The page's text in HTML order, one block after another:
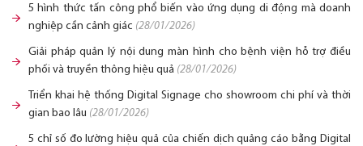
5 hình thức tấn công phổ biến vào ứng dụng di động mà doanh
nghiệp cần cảnh giác (28/01/2026)
Giải pháp quản lý nội dung màn hình cho bệnh viện hỗ trợ điều
phối và truyền thông hiệu quả (28/01/2026)
Triển khai hệ thống Digital Signage cho showroom chi phí và thời
gian bao lâu (28/01/2026)
5 chỉ số đo lường hiệu quả của chiến dịch quảng cáo bằng Digital